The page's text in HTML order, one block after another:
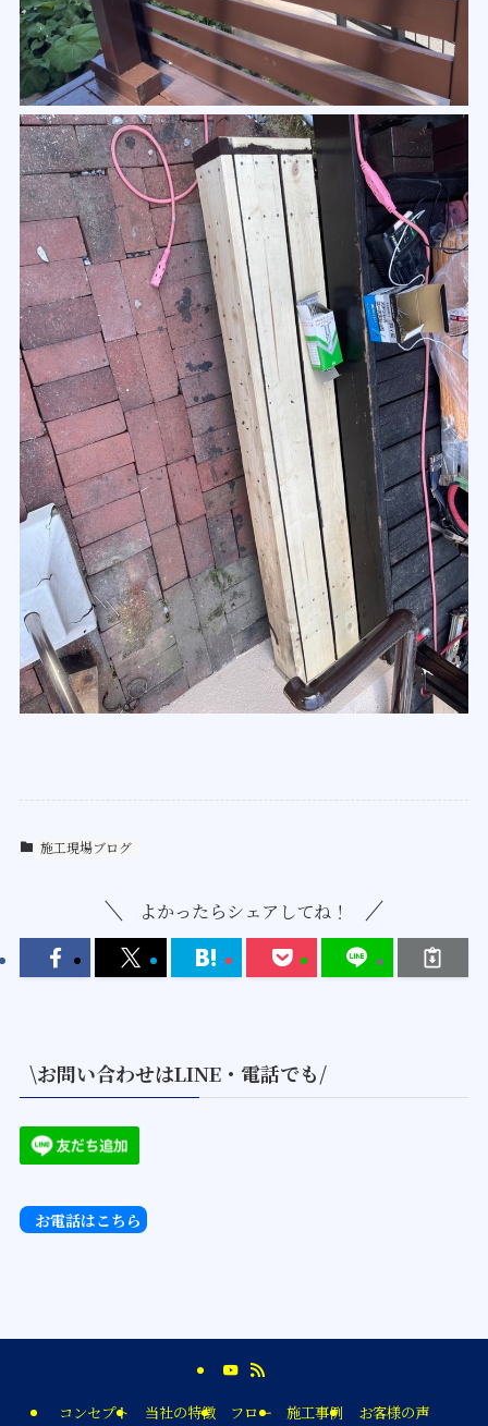
施工現場ブログ
よかったらシェアしてね！
\お問い合わせはLINE・電話でも/
お電話はこちら
コンセプト 当社の特徴 フロー 施工事例 お客様の声